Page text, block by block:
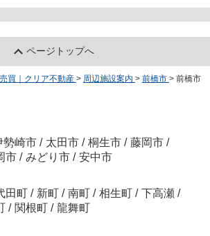
ページトップへ
買｜クリア不動産 > 周辺施設案内 > 前橋市 > 前橋市
勢崎市 / 太田市 / 桐生市 / 藤岡市 /
市 / みどり市 / 安中市
田町 / 新町 / 南町 / 相生町 / 下高瀬 /
/ 関根町 / 龍舞町